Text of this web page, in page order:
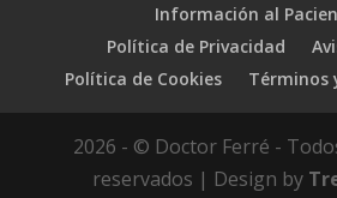
Información al
Política de Privacidad
Política de Cookies
Términos
2026 - © Doctor Ferré -
reservados | Design by